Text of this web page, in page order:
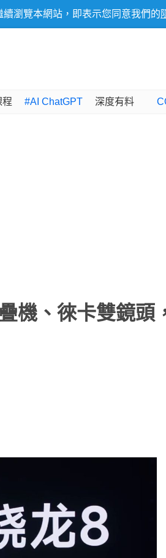
瀏覽本網站，即表示您同意我們的
程 #AI ChatGPT 深度有料
機、徠卡雙鏡頭